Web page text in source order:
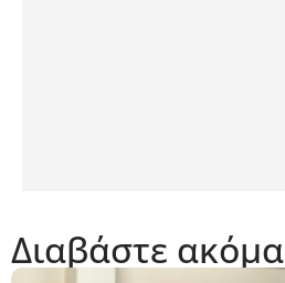
Διαβάστε ακόμα